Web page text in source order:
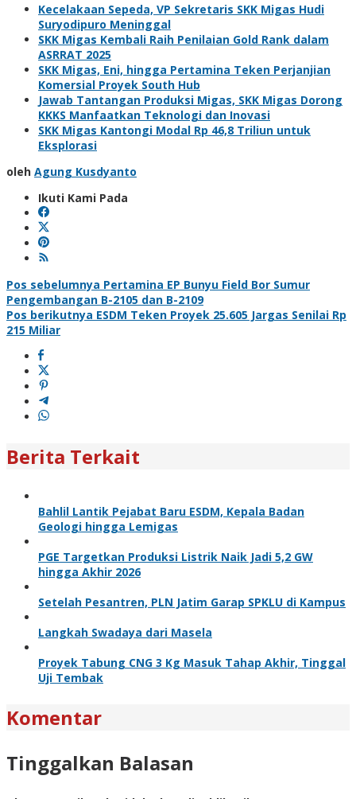
Kecelakaan Sepeda, VP Sekretaris SKK Migas Hudi
Suryodipuro Meninggal
SKK Migas Kembali Raih Penilaian Gold Rank dalam
ASRRAT 2025
SKK Migas, Eni, hingga Pertamina Teken Perjanjian
Komersial Proyek South Hub
Jawab Tantangan Produksi Migas, SKK Migas Dorong
KKKS Manfaatkan Teknologi dan Inovasi
SKK Migas Kantongi Modal Rp 46,8 Triliun untuk
Eksplorasi
oleh Agung Kusdyanto
Ikuti Kami Pada
Navigasi
pos
Pos sebelumnya Pertamina EP Bunyu Field Bor Sumur
Pengembangan B-2105 dan B-2109
Pos berikutnya ESDM Teken Proyek 25.605 Jargas Senilai Rp
215 Miliar
Berita Terkait
Bahlil Lantik Pejabat Baru ESDM, Kepala Badan
Geologi hingga Lemigas
PGE Targetkan Produksi Listrik Naik Jadi 5,2 GW
hingga Akhir 2026
Setelah Pesantren, PLN Jatim Garap SPKLU di Kampus
Langkah Swadaya dari Masela
Proyek Tabung CNG 3 Kg Masuk Tahap Akhir, Tinggal
Uji Tembak
Komentar
Tinggalkan Balasan